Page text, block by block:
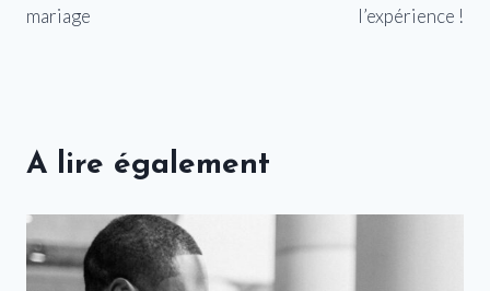
l’article
mariage
l’expérience !
A lire également